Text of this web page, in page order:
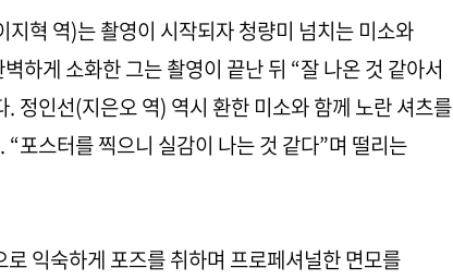
혁 역)는 촬영이 시작되자 청량미 넘치는 미소와
하게 소화한 그는 촬영이 끝난 뒤 “잘 나온 것 같아서
정인선(지은오 역) 역시 환한 미소와 함께 노란 셔츠를
포스터를 찍으니 실감이 나는 것 같다”며 떨리는
익숙하게 포즈를 취하며 프로페셔널한 면모를